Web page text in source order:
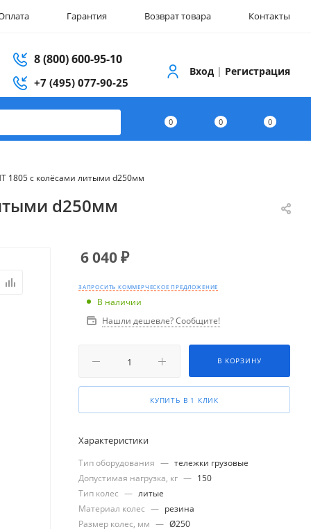
Гарантия Возврат товара Контакты
8 (800) 600-95-10
+7 (495) 077-90-25
Вход | Регистрация
0 0 0
1805 с колёсами литыми d250мм
d250мм
6 040₽
ЗАПРОСИТЬ КОММЕРЧЕСКОЕ ПРЕДЛОЖЕНИЕ
В наличии
Нашли дешевле? Сообщите!
В КОРЗИНУ
КУПИТЬ В 1 КЛИК
Характеристики
Тип оборудования — тележки грузовые
Допустимая нагрузка, кг — 150
Тип колес — литые
Материал колес — резина
Размер колес, мм — Ø250